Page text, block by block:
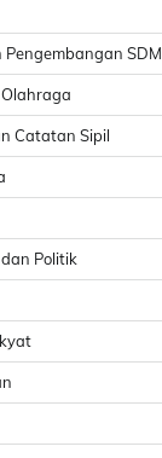
SDM
Catatan Sipil
Politik